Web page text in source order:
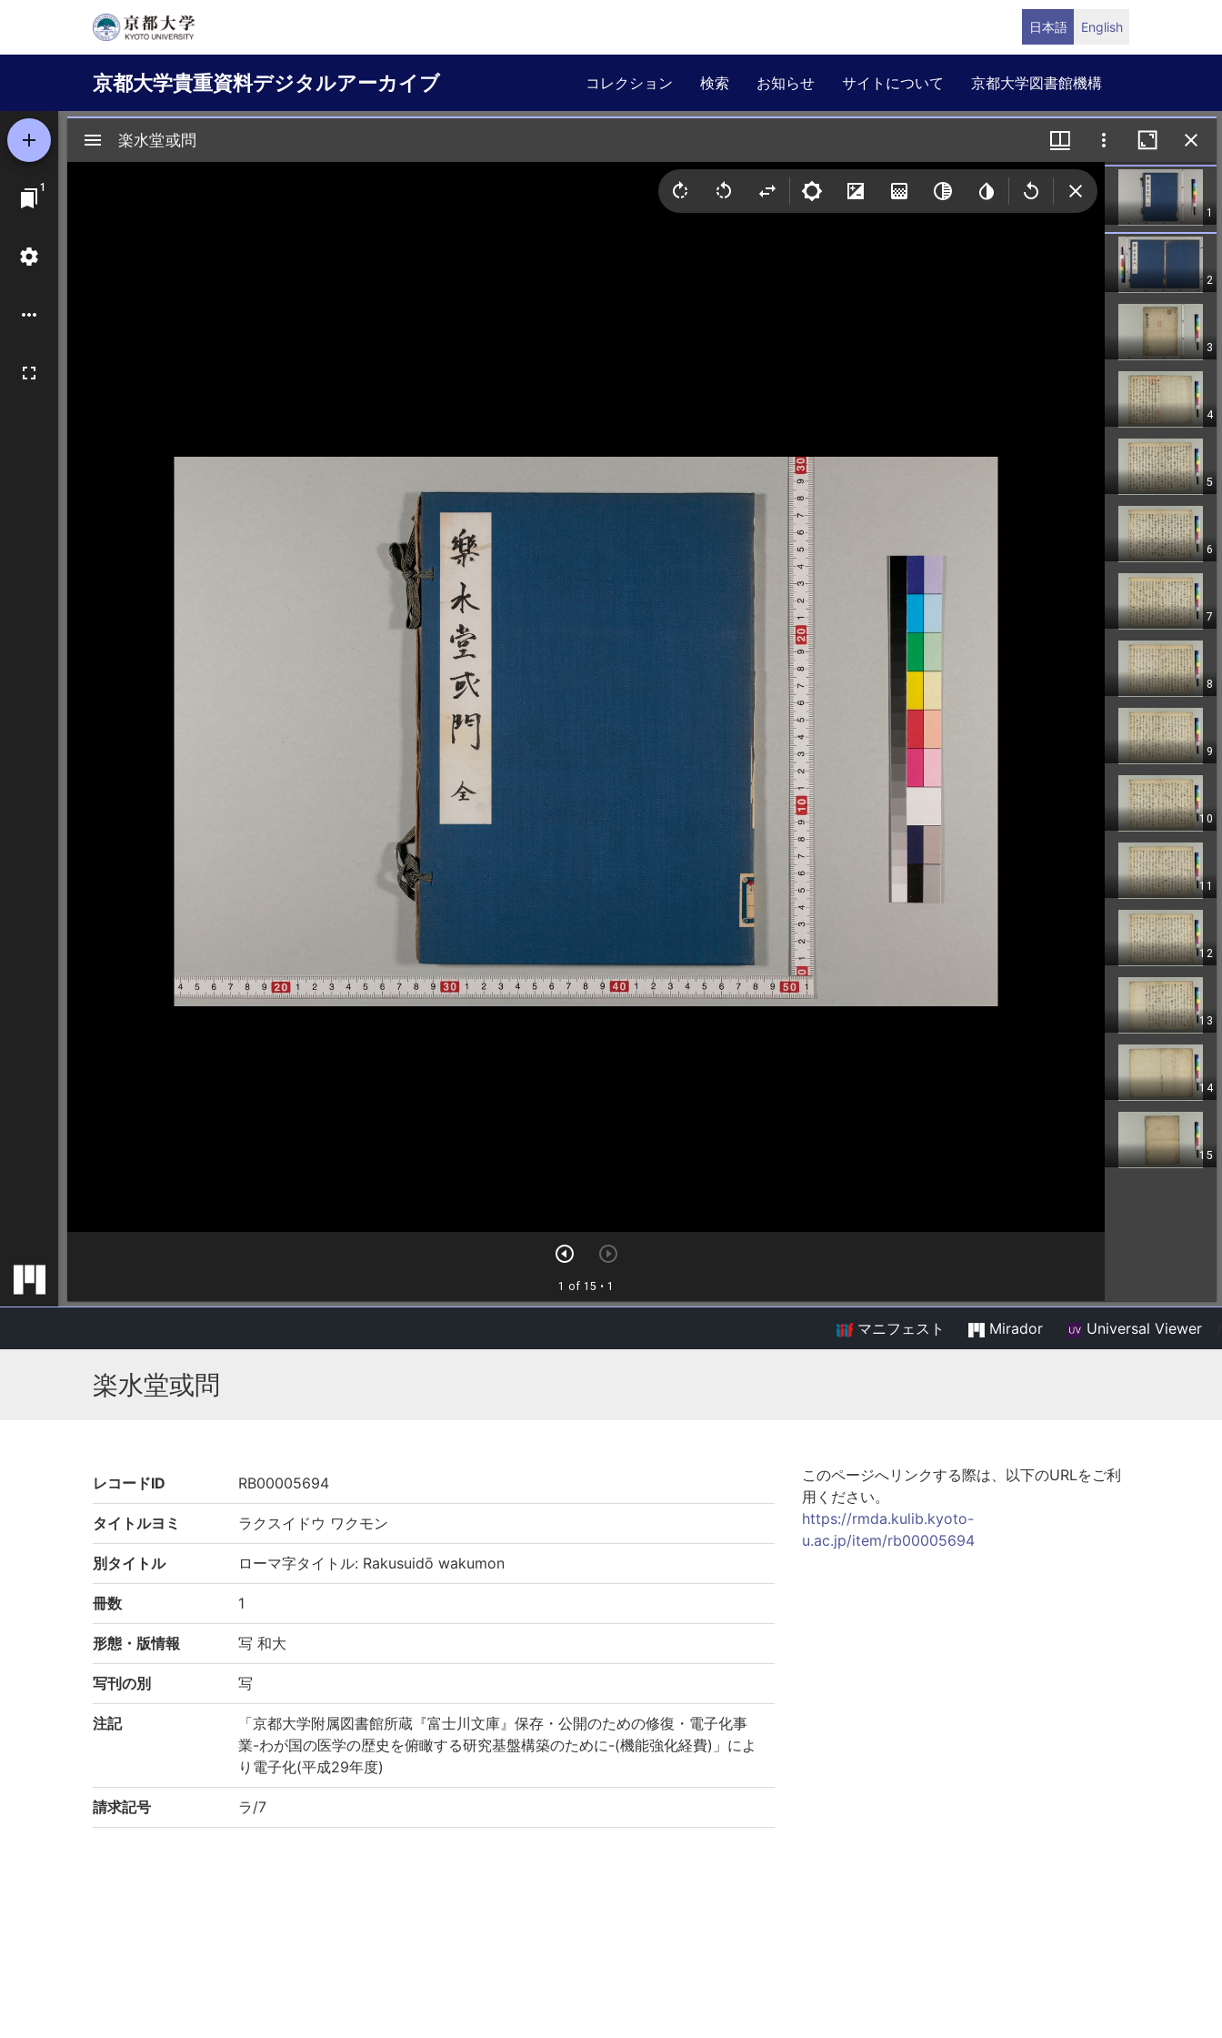
ン
テ
ン
日本語 English
京都大学貴重資料デジタルアーカイブ
Main
navigation
コレクション 検索 お知らせ サイトについて 京都大学図書館機構
マニフェスト Mirador Universal Viewer
楽水堂或問
レコードID RB00005694
タイトルヨミ ラクスイドウ ワクモン
別タイトル ローマ字タイトル: Rakusuidō wakumon
冊数 1
形態・版情報 写 和大
写刊の別 写
注記
「京都大学附属図書館所蔵『富士川文庫』保存・公開のための修復・電子化事
業-わが国の医学の歴史を俯瞰する研究基盤構築のために-(機能強化経費)」によ
り電子化(平成29年度)
請求記号 ラ/7
このページへリンクする際は、以下のURLをご利
用ください。
https://rmda.kulib.kyoto-
u.ac.jp/item/rb00005694